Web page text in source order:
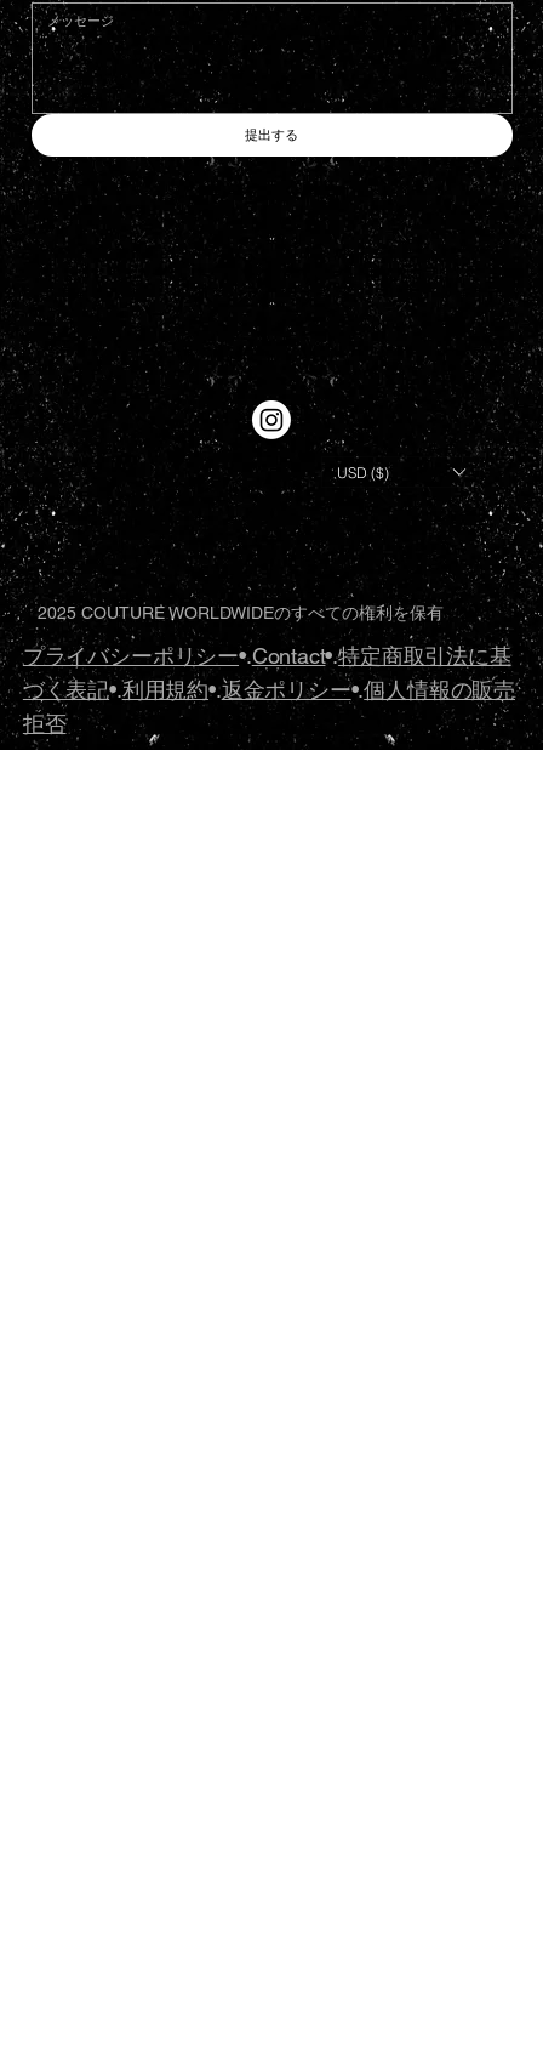
提出する
プライバシーポリシー•.Contact•.特定商取引法に基
づく表記•.利用規約•.返金ポリシー•.個人情報の販売
拒否
2025 COUTURE WORLDWIDEのすべての権利を保有
USD ($)